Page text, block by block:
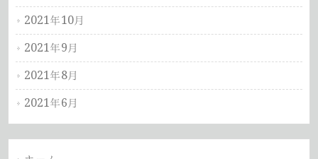
2021年10月
2021年9月
2021年8月
2021年6月